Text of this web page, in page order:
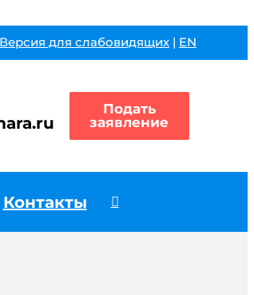
Версия для слабовидящих | EN
Подать
заявление
Контакты